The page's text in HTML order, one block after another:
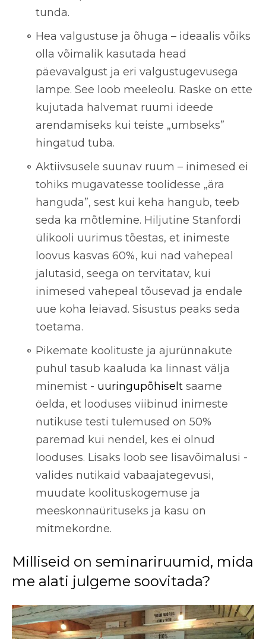
tunda.
Hea valgustuse ja õhuga – ideaalis võiks
olla võimalik kasutada head
päevavalgust ja eri valgustugevusega
lampe. See loob meeleolu. Raske on ette
kujutada halvemat ruumi ideede
arendamiseks kui teiste „umbseks”
hingatud tuba.
Aktiivsusele suunav ruum – inimesed ei
tohiks mugavatesse toolidesse „ära
hanguda”, sest kui keha hangub, teeb
seda ka mõtlemine. Hiljutine Stanfordi
ülikooli uurimus tõestas, et inimeste
loovus kasvas 60%, kui nad vahepeal
jalutasid, seega on tervitatav, kui
inimesed vahepeal tõusevad ja endale
uue koha leiavad. Sisustus peaks seda
toetama.
Pikemate koolituste ja ajurünnakute
puhul tasub kaaluda ka linnast välja
minemist - uuringupõhiselt saame
öelda, et looduses viibinud inimeste
nutikuse testi tulemused on 50%
paremad kui nendel, kes ei olnud
looduses. Lisaks loob see lisavõimalusi -
valides nutikaid vabaajategevusi,
muudate koolituskogemuse ja
meeskonnaürituseks ja kasu on
mitmekordne.
Milliseid on seminariruumid, mida
me alati julgeme soovitada?